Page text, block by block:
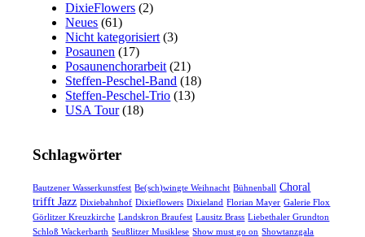
DixieFlowers (2)
Neues (61)
Nicht kategorisiert (3)
Posaunen (17)
Posaunenchorarbeit (21)
Steffen-Peschel-Band (18)
Steffen-Peschel-Trio (13)
USA Tour(18)
Schlagwörter
Bautzener Wasserkunstfest Be(sch)wingte Weihnacht Bühnenball Choral
trifft Jazz Dixiebahnhof Dixieflowers Dixieland Florian Mayer Galerie Flox
Görlitzer Kreuzkirche Landskron Braufest Lausitz Brass Liebethaler Grundton
Schloß Wackerbarth Seußlitzer Musiklese Show must go on Showtanzgala